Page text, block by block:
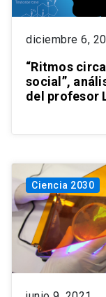
diciembre 6,
“Ritmos
social”,
del profesor
Ciencia 2030